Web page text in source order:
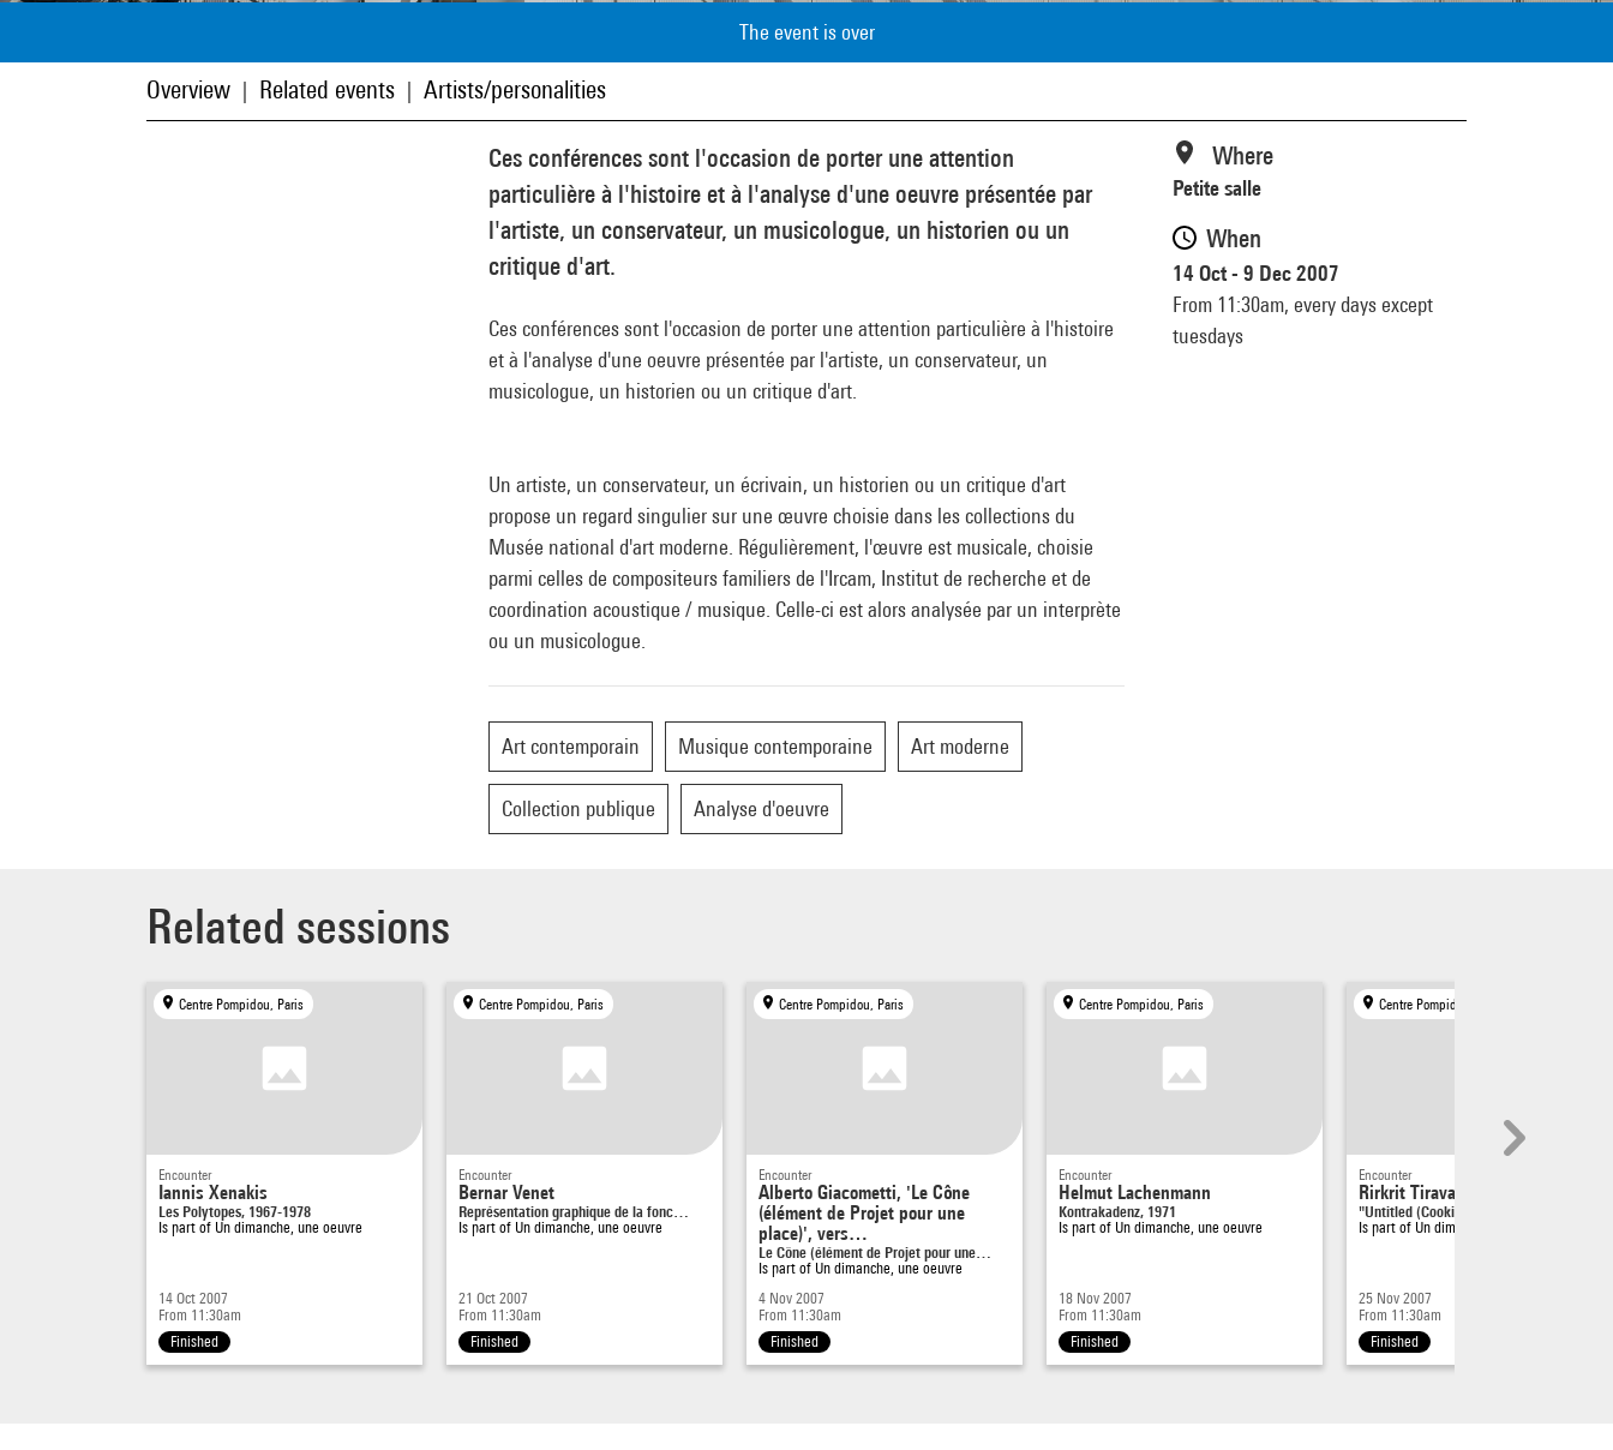
The event is over
Overview Related events Artists/personalities
Ces conférences sont l'occasion de porter une attention
particulière à l'histoire et à l'analyse d'une oeuvre présentée par
l'artiste, un conservateur, un musicologue, un historien ou un
critique d'art.
Ces conférences sont l'occasion de porter une attention particulière à l'histoire
et à l'analyse d'une oeuvre présentée par l'artiste, un conservateur, un
musicologue, un historien ou un critique d'art.
Un artiste, un conservateur, un écrivain, un historien ou un critique d'art
propose un regard singulier sur une œuvre choisie dans les collections du
Musée national d'art moderne. Régulièrement, l'œuvre est musicale, choisie
parmi celles de compositeurs familiers de l'Ircam, Institut de recherche et de
coordination acoustique / musique. Celle-ci est alors analysée par un interprète
ou un musicologue.
Art contemporain Musique contemporaine Art moderne
Collection publique Analyse d'oeuvre
Where
Petite salle
When
14 Oct - 9 Dec 2007
From 11:30am, every days except
tuesdays
Related sessions
Centre Pompidou, Paris
Encounter
Iannis Xenakis
Les Polytopes, 1967-1978
Is part of Un dimanche, une oeuvre
14 Oct 2007
From 11:30am
Finished
Centre Pompidou, Paris
Encounter
Bernar Venet
Représentation graphique de la fonc…
Is part of Un dimanche, une oeuvre
21 Oct 2007
From 11:30am
Finished
Centre Pompidou, Paris
Encounter
Alberto Giacometti, 'Le Cône
(élément de Projet pour une
place)', vers…
Le Cône (élément de Projet pour une…
Is part of Un dimanche, une oeuvre
4 Nov 2007
From 11:30am
Finished
Centre Pompidou, Paris
Encounter
Helmut Lachenmann
Kontrakadenz, 1971
Is part of Un dimanche, une oeuvre
18 Nov 2007
From 11:30am
Finished
Centre Pompidou, Paris
Encounter
Rirkrit Tiravanija
"Untitled (Cooking Corner Version #…
Is part of Un dimanche, une oeuvre
25 Nov 2007
From 11:30am
Finished